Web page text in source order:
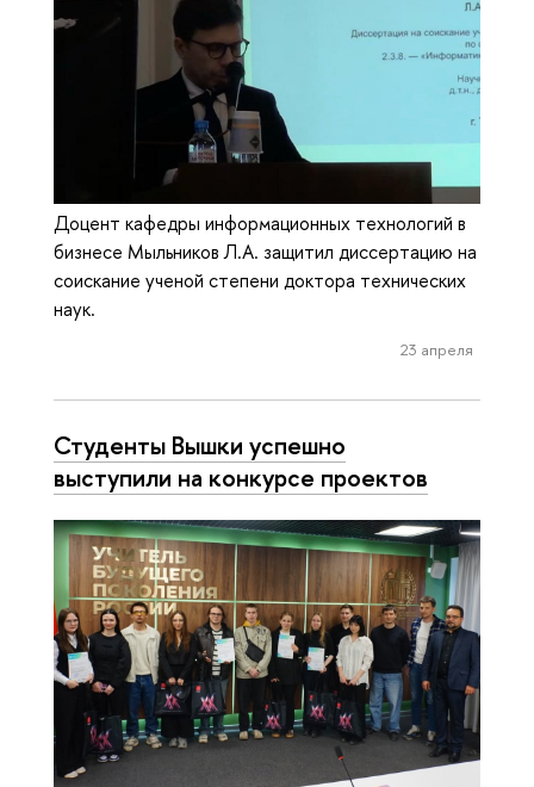
Доцент кафедры информационных технологий в
бизнесе Мыльников Л.А. защитил диссертацию на
соискание ученой степени доктора технических
наук.
23 апреля
Студенты Вышки успешно
выступили на конкурсе проектов